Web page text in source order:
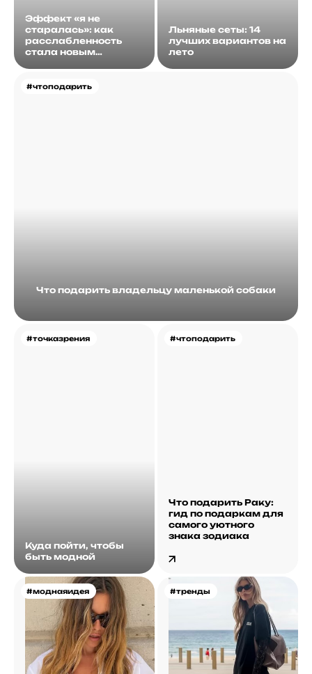
Эффект «я не
старалась»: как
расслабленность
стала новым
#чтоподарить
Что подарить владельцу маленькой собаки
Льняные сеты: 14
лучших вариантов на
лето
#точказрения
Куда пойти, чтобы
быть модной
#чтоподарить
Что подарить Раку:
гид по подаркам для
самого уютного
знака зодиака
#моднаяидея #тренды